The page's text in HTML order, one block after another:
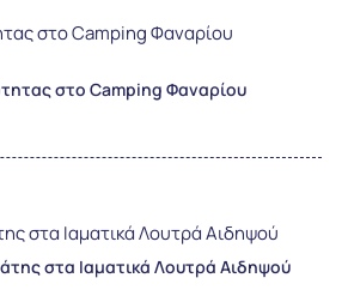
στο Camping Φαναρίου
στο Camping Φαναρίου
στα Ιαματικά Λουτρά Αιδηψού
στα Ιαματικά Λουτρά Αιδηψού